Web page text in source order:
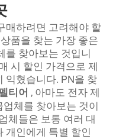
매하려면 고려해야 할
품을 찾는 가장 좋은
를 찾아보는 것입니
시 할인 가격으로 제
익혔습니다. PN을 찾
티어 , 아마도 전자 제
체를 찾아보는 것이
체들은 보통 여러 대
개인에게 특별 할인